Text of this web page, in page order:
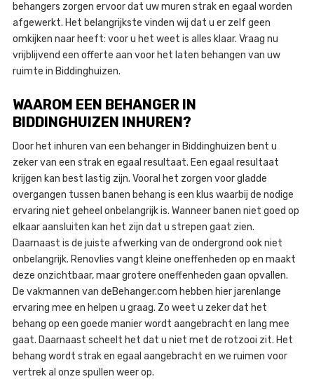
behangers zorgen ervoor dat uw muren strak en egaal worden
afgewerkt. Het belangrijkste vinden wij dat u er zelf geen
omkijken naar heeft: voor u het weet is alles klaar. Vraag nu
vrijblijvend een offerte aan voor het laten behangen van uw
ruimte in Biddinghuizen.
WAAROM EEN BEHANGER IN
BIDDINGHUIZEN INHUREN?
Door het inhuren van een behanger in Biddinghuizen bent u
zeker van een strak en egaal resultaat. Een egaal resultaat
krijgen kan best lastig zijn. Vooral het zorgen voor gladde
overgangen tussen banen behang is een klus waarbij de nodige
ervaring niet geheel onbelangrijk is. Wanneer banen niet goed op
elkaar aansluiten kan het zijn dat u strepen gaat zien.
Daarnaast is de juiste afwerking van de ondergrond ook niet
onbelangrijk. Renovlies vangt kleine oneffenheden op en maakt
deze onzichtbaar, maar grotere oneffenheden gaan opvallen.
De vakmannen van deBehanger.com hebben hier jarenlange
ervaring mee en helpen u graag. Zo weet u zeker dat het
behang op een goede manier wordt aangebracht en lang mee
gaat. Daarnaast scheelt het dat u niet met de rotzooi zit. Het
behang wordt strak en egaal aangebracht en we ruimen voor
vertrek al onze spullen weer op.